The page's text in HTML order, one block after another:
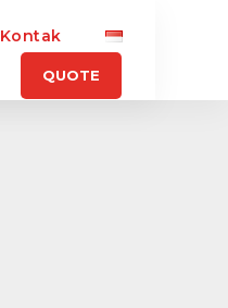
Kontak
QUOTE